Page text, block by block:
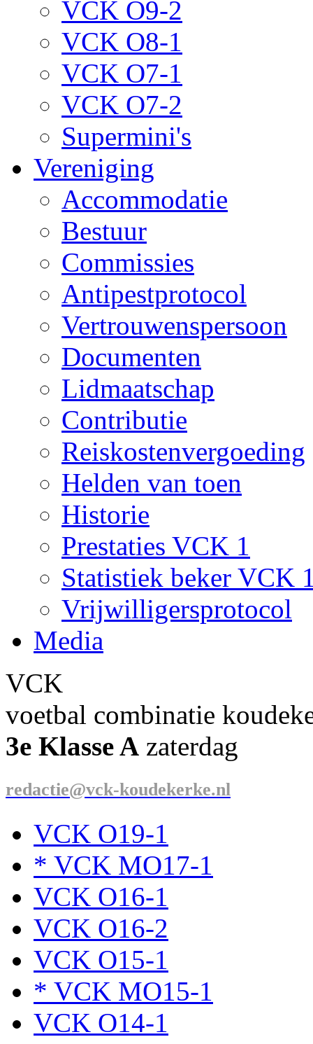
VCK O9-2
VCK O8-1
VCK O7-1
VCK O7-2
Supermini's
Vereniging
Accommodatie
Bestuur
Commissies
Antipestprotocol
Vertrouwenspersoon
Documenten
Lidmaatschap
Contributie
Reiskostenvergoeding
Helden van toen
Historie
Prestaties VCK 1
Statistiek beker VCK
Vrijwilligersprotocol
Media
VCK
voetbal combinatie
3e Klasse A zaterdag
redactie@vck-koudekerke.nl
VCK O19-1
* VCK MO17-1
VCK O16-1
VCK O16-2
VCK O15-1
* VCK MO15-1
VCK O14-1